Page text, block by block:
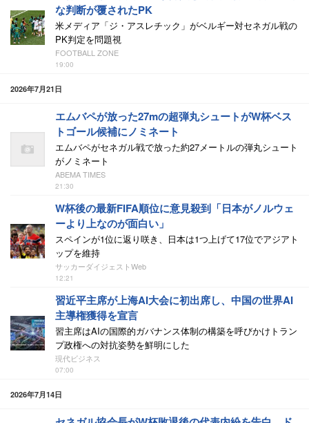
な判断が覆されたPK
米メディア「ジ・アスレチック」がベルギー対セネガル戦の
PK判定を問題視
FOOTBALL ZONE
19:00
2026年7月21日
エムバペが放った27mの超弾丸シュートがW杯ベス
トゴール候補にノミネート
エムバペがセネガル戦で放った約27メートルの弾丸シュート
がノミネート
ABEMA TIMES
21:30
W杯後の最新FIFA順位に意見殺到「日本がノルウェ
ーより上なのが面白い」
スペインが1位に返り咲き、日本は1つ上げて17位でアジアト
ップを維持
サッカーダイジェストWeb
12:21
習近平主席が上海AI大会に初出席し、中国の世界AI
主導権獲得を宣言
習主席はAIの国際的ガバナンス体制の構築を呼びかけトラン
プ政権への対抗姿勢を鮮明にした
現代ビジネス
07:00
2026年7月14日